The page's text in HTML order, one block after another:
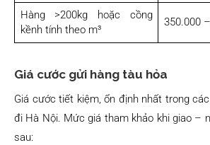
Hàng >200kg hoặc cồng
kềnh tính theo m³
350.000
Giá cước gửi hàng tàu hỏa
Giá cước tiết kiệm, ổn định nhất trong
đi Hà Nội. Mức giá tham khảo khi giao –
sau: